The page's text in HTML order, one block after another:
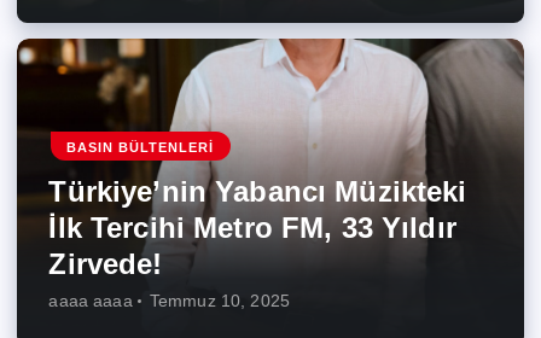
BASIN BÜLTENLERI
Türkiye’nin Yabancı Müzikteki
İlk Tercihi Metro FM, 33 Yıldır
Zirvede!
aaaa aaaa Temmuz 10, 2025